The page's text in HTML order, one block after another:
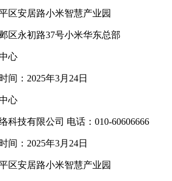
区安居路小米智慧产业园
区永初路37号小米华东总部
心
间：2025年3月24日
心
科技有限公司 电话：010-60606666
间：2025年3月24日
区安居路小米智慧产业园